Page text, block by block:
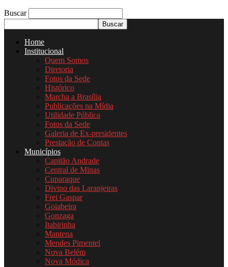
Buscar
Home
Institucional
Quem Somos
Diretoria
Fotos da Sede
Histórico
Marcha a Brasília
Publicações na Mídia
Utilidade Pública
Fotos da Sede
Galeria de Ex-presidentes
Prestação de Contas
Municípios
Capitão Andrade
Central de Minas
Cuparaque
Divino das Laranjeiras
Frei Gaspar
Goiabeira
Gonzaga
Itabirinha
Mantena
Mendes Pimentel
Nova Belém
Nova Módica